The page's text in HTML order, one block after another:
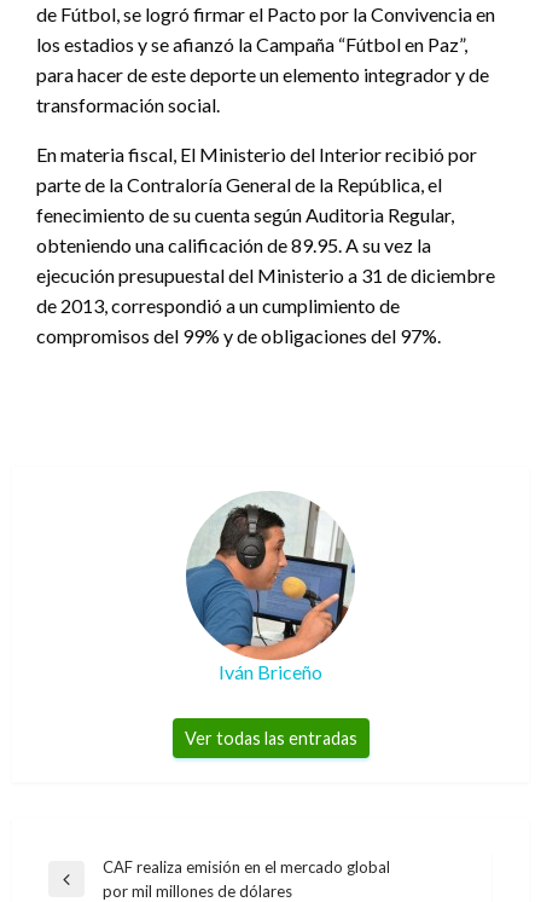
de Fútbol, se logró firmar el Pacto por la Convivencia en
los estadios y se afianzó la Campaña “Fútbol en Paz”,
para hacer de este deporte un elemento integrador y de
transformación social.
En materia fiscal, El Ministerio del Interior recibió por
parte de la Contraloría General de la República, el
fenecimiento de su cuenta según Auditoria Regular,
obteniendo una calificación de 89.95. A su vez la
ejecución presupuestal del Ministerio a 31 de diciembre
de 2013, correspondió a un cumplimiento de
compromisos del 99% y de obligaciones del 97%.
Iván Briceño
Ver todas las entradas
Navegación
Entrada
CAF realiza emisión en el mercado global
por mil millones de dólares